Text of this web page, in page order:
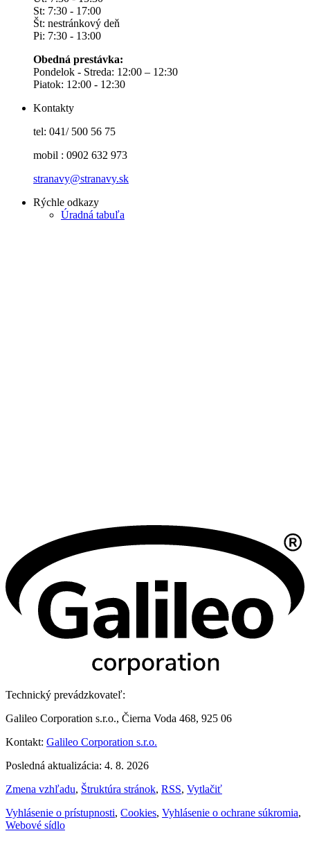
St: 7:30 - 17:00
Št: nestránkový deň
Pi: 7:30 - 13:00
Obedná prestávka:
Pondelok - Streda: 12:00 – 12:30
Piatok: 12:00 - 12:30
Kontakty
tel: 041/ 500 56 75
mobil : 0902 632 973
stranavy@stranavy.sk
Rýchle odkazy
Úradná tabuľa
Technický prevádzkovateľ:
Galileo Corporation s.r.o., Čierna Voda 468, 925 06
Kontakt: Galileo Corporation s.r.o.
Posledná aktualizácia: 4. 8. 2026
Zmena vzhľadu, Štruktúra stránok, RSS, Vytlačiť
Vyhlásenie o prístupnosti, Cookies, Vyhlásenie o ochrane súkromia,
Webové sídlo